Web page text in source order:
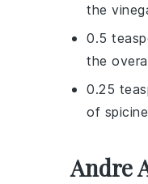
the
0.5
the
0.25
of
Andre